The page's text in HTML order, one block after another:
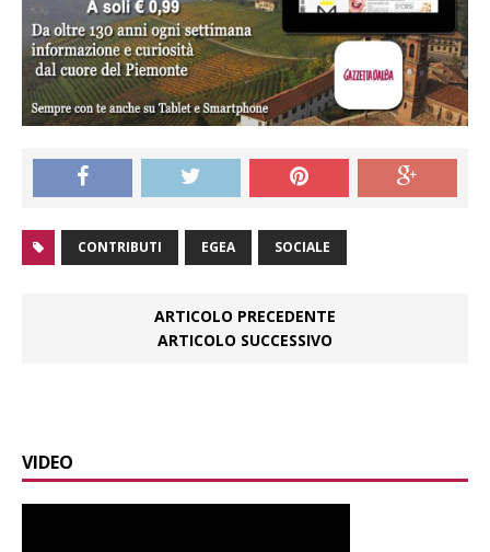
CONTRIBUTI EGEA SOCIALE
ARTICOLO PRECEDENTE
ARTICOLO SUCCESSIVO
VIDEO